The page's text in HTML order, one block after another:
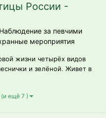
России -
Наблюдение за певчими
мероприятия
жизни четырёх видов
и зелёной. Живет в
греют душу каждого
В роду пеночек 55
(и ещё 7 )